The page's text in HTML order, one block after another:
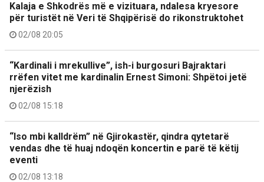
Kalaja e Shkodrës më e vizituara, ndalesa kryesore
për turistët në Veri të Shqipërisë do rikonstruktohet
02/08 20:05
“Kardinali i mrekullive”, ish-i burgosuri Bajraktari
rrëfen vitet me kardinalin Ernest Simoni: Shpëtoi jetë
njerëzish
02/08 15:18
“Iso mbi kalldrëm” në Gjirokastër, qindra qytetarë
vendas dhe të huaj ndoqën koncertin e parë të këtij
eventi
02/08 13:18